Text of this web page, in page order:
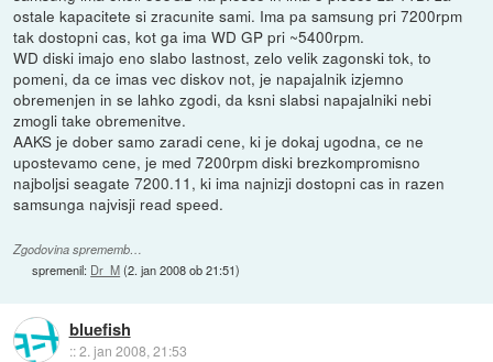
ostale kapacitete si zracunite sami. Ima pa samsung pri 7200rpm
tak dostopni cas, kot ga ima WD GP pri ~5400rpm.
WD diski imajo eno slabo lastnost, zelo velik zagonski tok, to
pomeni, da ce imas vec diskov not, je napajalnik izjemno
obremenjen in se lahko zgodi, da ksni slabsi napajalniki nebi
zmogli take obremenitve.
AAKS je dober samo zaradi cene, ki je dokaj ugodna, ce ne
upostevamo cene, je med 7200rpm diski brezkompromisno
najboljsi seagate 7200.11, ki ima najnizji dostopni cas in razen
samsunga najvisji read speed.
Zgodovina sprememb…
spremenil: Dr_M(2. jan 2008 ob 21:51)
bluefish
::2. jan 2008, 21:53